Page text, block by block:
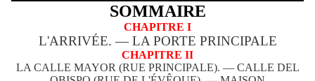
SOMMAIRE
CHAPITRE I
L'ARRIVÉE. — LA PORTE PRINCIPALE
CHAPITRE II
LA CALLE MAYOR (RUE PRINCIPALE). — CALLE DEL